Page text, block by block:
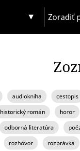
Zoradiť
audiokniha cestopis
historický román horor
odborná literatúra
rozhovor rozprávka